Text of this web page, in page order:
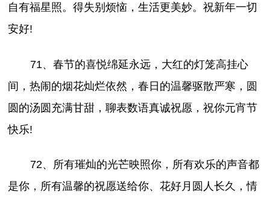
自有福星照。得失别烦恼，生活更美妙。祝新年一切
安好!
71、春节的喜悦绵延永远，大红的灯笼高挂心
间，热闹的烟花灿烂依然，春日的温馨驱散严寒，圆
圆的汤圆充满甘甜，聊表数语真诚祝愿，祝你元宵节
快乐!
72、所有璀灿的光芒映照你，所有欢乐的声音都
是你，所有温馨的祝愿送给你、花好月圆人长久，情